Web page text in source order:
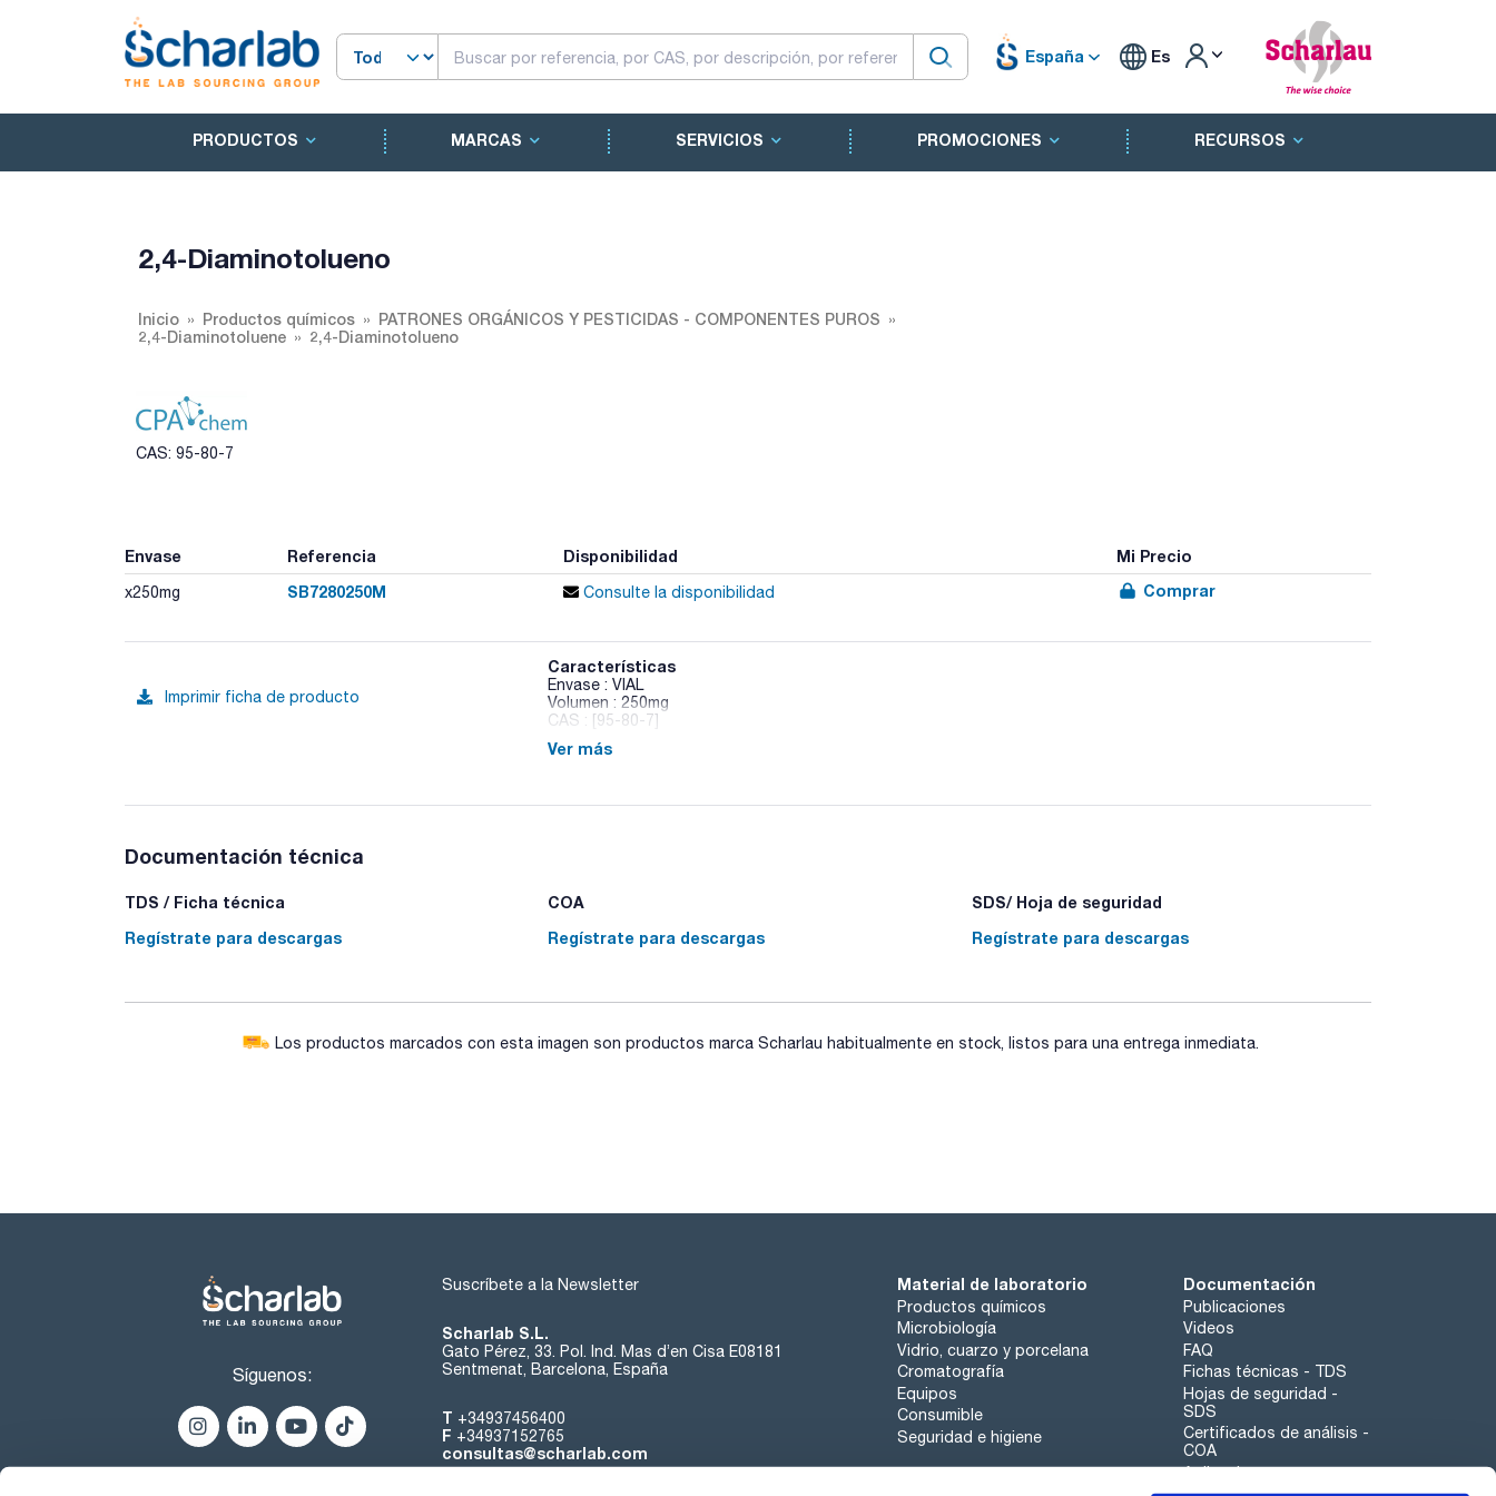
España Es
PRODUCTOS MARCAS SERVICIOS PROMOCIONES RECURSOS
2,4-Diaminotolueno
Inicio Productos químicos
PATRONES ORGÁNICOS Y PESTICIDAS - COMPONENTES PUROS
2,4-Diaminotoluene
2,4-Diaminotolueno
CAS: 95-80-7
Envase Referencia Disponibilidad Mi Precio
x250mg SB7280250M Consulte la disponibilidad Comprar
Imprimir ficha de producto
Características
Envase : VIAL
Volumen : 250mg
CAS : [95-80-7]
2,4-Diaminotoluene
Ver más
Documentación técnica
TDS / Ficha técnica
Regístrate para descargas
COA
Regístrate para descargas
SDS/ Hoja de seguridad
Regístrate para descargas
Los productos marcados con esta imagen son productos marca Scharlau habitualmente en stock, listos para una entrega inmediata.
Síguenos:
Suscríbete a la Newsletter
Scharlab S.L.
Gato Pérez, 33. Pol. Ind. Mas d’en Cisa E08181
Sentmenat, Barcelona, España
T +34937456400
F +34937152765
consultas@scharlab.com
Material de laboratorio
Productos químicos
Microbiología
Vidrio, cuarzo y porcelana
Cromatografía
Equipos
Consumible
Seguridad e higiene
Documentación
Publicaciones
Videos
FAQ
Fichas técnicas - TDS
Hojas de seguridad -
SDS
Certificados de análisis -
COA
Aplicaciones